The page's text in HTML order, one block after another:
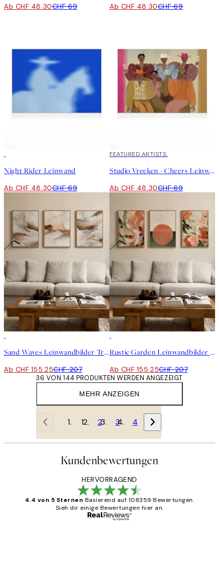
Ab CHF 48.30CHF 69 Ab CHF 48.30CHF 69
Night Rider Leinwand
Ab CHF 48.30CHF 69
30%*
FEATURED ARTISTS
Studio Vreeken - Cheers Leinwand
Ab CHF 48.30CHF 69
Sand Waves Leinwandbilder Trio
Ab CHF 155.25CHF 207
Rustic Garden Leinwandbilder Trio
Ab CHF 155.25CHF 207
MEHR ANZEIGEN
36 VON 144 PRODUKTEN WERDEN ANGEZEIGT
1 2 3 4
Kundenbewertungen
HERVORRAGEND
4.4 von 5 Sternen Basierend auf 108359 Bewertungen.
Sieh dir einige Bewertungen hier an.